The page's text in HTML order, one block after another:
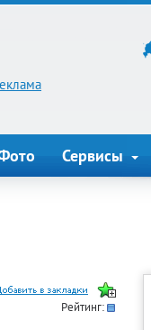
Сервисы
Рейтинг: